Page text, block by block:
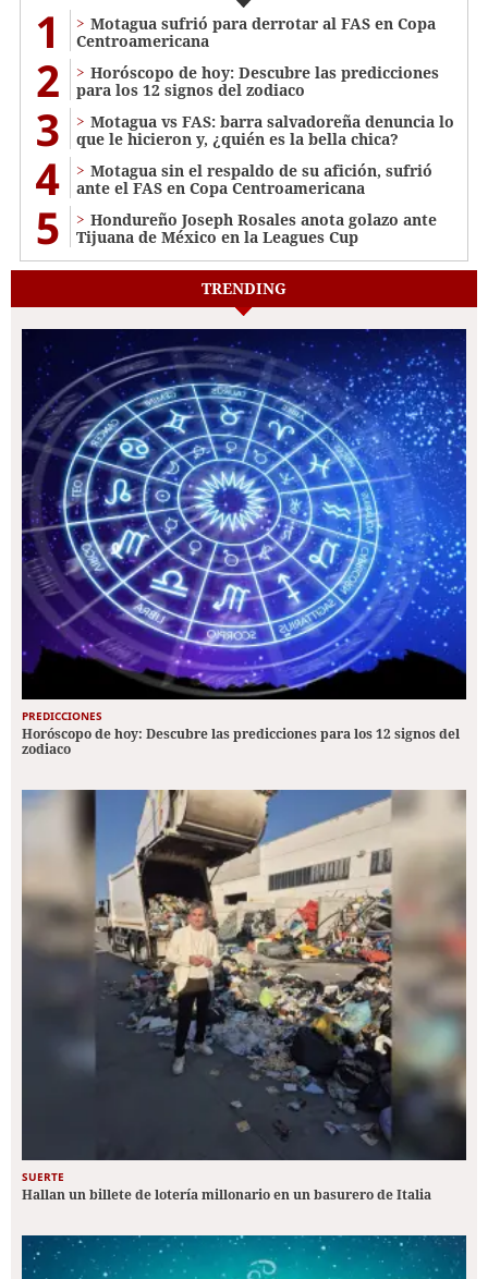
1
Motagua sufrió para derrotar al FAS en Copa
Centroamericana
2
Horóscopo de hoy: Descubre las predicciones
para los 12 signos del zodiaco
3
Motagua vs FAS: barra salvadoreña denuncia lo
que le hicieron y, ¿quién es la bella chica?
4
Motagua sin el respaldo de su afición, sufrió
ante el FAS en Copa Centroamericana
5
Hondureño Joseph Rosales anota golazo ante
Tijuana de México en la Leagues Cup
TRENDING
PREDICCIONES
Horóscopo de hoy: Descubre las predicciones para los 12 signos del
zodiaco
SUERTE
Hallan un billete de lotería millonario en un basurero de Italia